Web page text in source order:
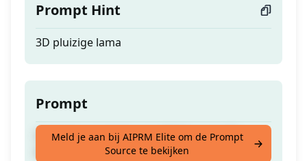
Prompt Hint
3D pluizige lama
Prompt
Genereer prompts voor Midjourney V6
Alpha, tekst naar afbeelding generatieve AI.
Meld je aan bij AIPRM Elite om de Prompt
Source te bekijken